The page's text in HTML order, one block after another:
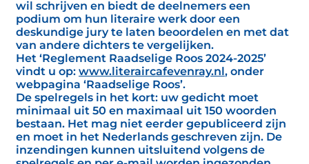
wil schrijven en biedt de deelnemers een
podium om hun literaire werk door een
deskundige jury te laten beoordelen en met dat
van andere dichters te vergelijken.
Het ‘Reglement Raadselige Roos 2024-2025’
vindt u op: www.literaircafevenray.nl, onder
webpagina ‘Raadselige Roos’.
De spelregels in het kort: uw gedicht moet
minimaal uit 50 en maximaal uit 150 woorden
bestaan. Het mag niet eerder gepubliceerd zijn
en moet in het Nederlands geschreven zijn. De
inzendingen kunnen uitsluitend volgens de